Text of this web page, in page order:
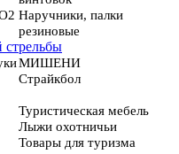
Наручники, палки
резиновые
стрельбы
МИШЕНИ
Страйкбол
Туристическая мебель
Лыжи охотничьи
Товары для туризма